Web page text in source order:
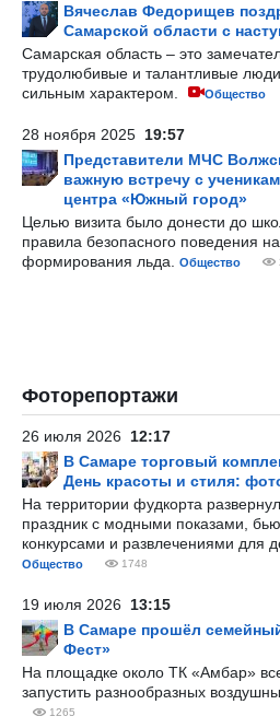
Вячеслав Федорищев
Самарской области с
Самарская область – это
трудолюбивые и талантливые
сильным характером.
Общество
28 ноября 2025 19:57
Представители МЧС
важную встречу с
центра «Южный город»
Целью визита было донести до
правила безопасного поведения
формирования льда.
Общество
Фоторепортажи
26 июля 2026 12:17
В Самаре торговый
День красоты и стиля:
На территории фудкорта
праздник с модными показами,
конкурсами и развлечениями для
Общество 1748
19 июля 2026 13:15
В Самаре прошёл
Фест»
На площадке около ТК «Амбар»
запустить разнообразных
1265